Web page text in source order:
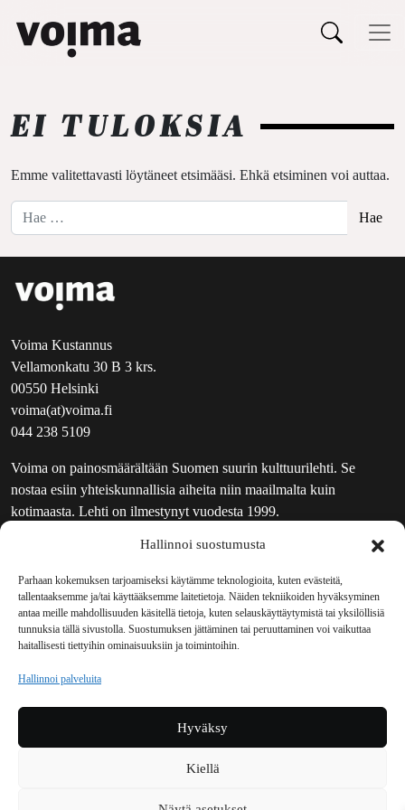
Hallinnoi suostumusta
Parhaan kokemuksen tarjoamiseksi käytämme teknologioita, kuten evästeitä,
tallentaaksemme ja/tai käyttääksemme laitetietoja. Näiden tekniikoiden hyväksyminen
antaa meille mahdollisuuden käsitellä tietoja, kuten selauskäyttäytymistä tai yksilöllisiä
tunnuksia tällä sivustolla. Suostumuksen jättäminen tai peruuttaminen voi vaikuttaa
haitallisesti tiettyihin ominaisuuksiin ja toimintoihin.
Hallinnoi palveluita
Hyväksy
Kiellä
Päävalikko
EI TULOKSIA
Emme valitettavasti löytäneet etsimääsi. Ehkä etsiminen voi auttaa.
Hae:
Voima Kustannus
Vellamonkatu 30 B 3 krs.
00550 Helsinki
voima(at)voima.fi
044 238 5109
Voima on painosmäärältään Suomen suurin kulttuurilehti. Se
nostaa esiin yhteiskunnallisia aiheita niin maailmalta kuin
kotimaasta. Lehti on ilmestynyt vuodesta 1999.
UUTISKIRJE
MAINOSTAJILLE
VASTAMAINOKSET
JAKELUPAIKAT
REKISTERISELOSTE
TILAUKSEN PERUUTUSPYYNTÖ
TILAUSOHJEET JA -EHDOT